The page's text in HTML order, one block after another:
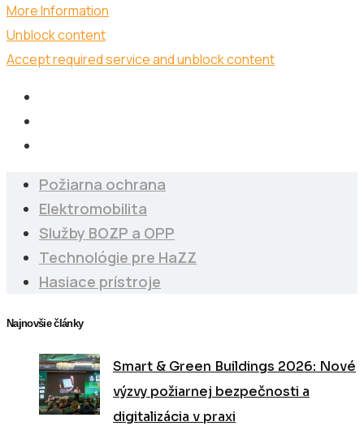
More Information
Unblock content
Accept required service and unblock content
Požiarna ochrana
Elektromobilita
Služby BOZP a OPP
Technológie pre HaZZ
Hasiace prístroje
Najnovšie články
Smart & Green Buildings 2026: Nové
výzvy požiarnej bezpečnosti a
digitalizácia v praxi